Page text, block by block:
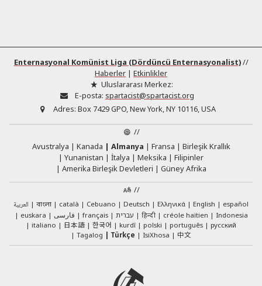
Enternasyonal Komünist Liga (Dördüncü Enternasyonalist)//
Haberler | Etkinlikler
Uluslararası Merkez:
E-posta: spartacist@spartacist.org
Adres: Box 7429 GPO, New York, NY 10116, USA
//
Avustralya
Kanada Almanya Fransa
Birleşik Krallık
Yunanistan
İtalya Meksika
Filipinler
Amerika Birleşik Devletleri
Güney Afrika
//
العربية বাংলা català Cebuano Deutsch Ελληνικά English
español
euskara
فارسی français עברית हिन्दी créole haïtien
Indonesia
italiano
日本語 한국어 kurdî polski português
русский
Tagalog
Türkçe IsiXhosa 中文